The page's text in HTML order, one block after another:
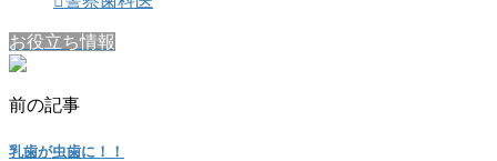
お役立ち情報
前の記事
乳歯が虫歯に！！